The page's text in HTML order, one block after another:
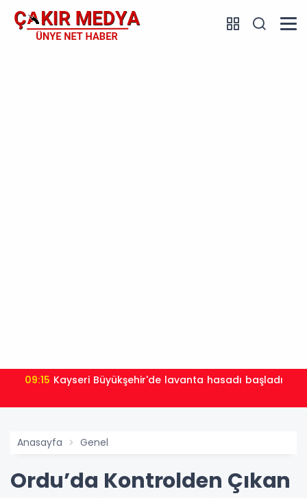
09:15 Kayseri Büyükşehir'de lavanta hasadı başladı
Anasayfa Genel
Ordu’da Kontrolden Çıkan